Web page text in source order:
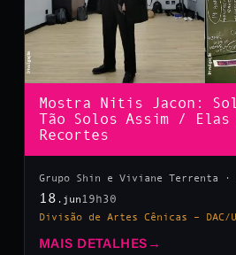
Mostra Nitis Jacon:
Tão Solos Assim / Elas
Recortes
Grupo Shin e Viviane Terrenta ·
18 .jun 19h30
Divisão de Artes Cênicas – DAC/
MAIS DETALHES →